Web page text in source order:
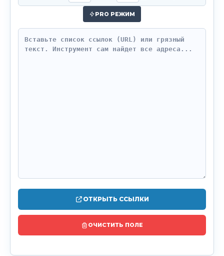
PRO РЕЖИМ
ОТКРЫТЬ ССЫЛКИ
ОЧИСТИТЬ ПОЛЕ